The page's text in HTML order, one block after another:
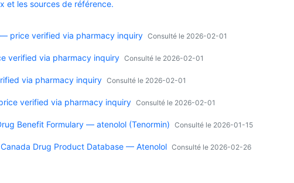
et les sources de référence.
price verified via pharmacy inquiry Consulté le 2026-02-01
verified via pharmacy inquiry Consulté le 2026-02-01
via pharmacy inquiry Consulté le 2026-02-01
verified via pharmacy inquiry Consulté le 2026-02-01
Benefit Formulary — atenolol (Tenormin) Consulté le 2026-01-15
Drug Product Database — Atenolol Consulté le 2026-02-26